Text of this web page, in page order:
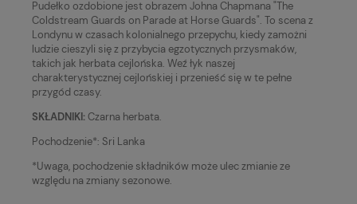
Pudełko ozdobione jest obrazem Johna Chapmana "The
Coldstream Guards on Parade at Horse Guards". To scena z
Londynu w czasach kolonialnego przepychu, kiedy zamożni
ludzie cieszyli się z przybycia egzotycznych przysmaków,
takich jak herbata cejlońska. Weź łyk naszej
charakterystycznej cejlońskiej i przenieść się w te pełne
przygód czasy.
SKŁADNIKI:Czarna herbata.
Pochodzenie*: Sri Lanka
*Uwaga, pochodzenie składników może ulec zmianie ze
względu na zmiany sezonowe.